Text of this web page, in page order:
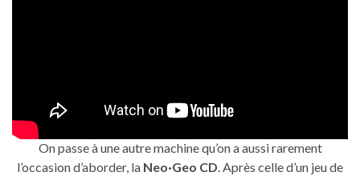
On passe à une autre machine qu’on a aussi rarement
l’occasion d’aborder, la Neo·Geo CD. Après celle d’un jeu de